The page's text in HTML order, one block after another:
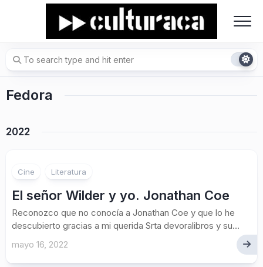
Fedora
2022
Cine Literatura
El señor Wilder y yo. Jonathan Coe
Reconozco que no conocía a Jonathan Coe y que lo he
descubierto gracias a mi querida Srta devoralibros y su...
mayo 16, 2022